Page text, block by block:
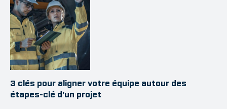
3 clés pour aligner votre équipe autour des
étapes-clé d’un projet